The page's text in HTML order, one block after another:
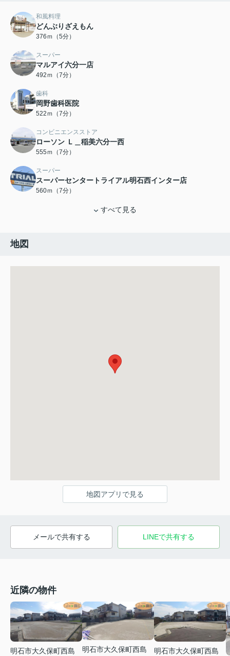
和風料理
どんぶりざえもん
376ｍ（5分）
スーパー
マルアイ六分一店
492ｍ（7分）
歯科
岡野歯科医院
522ｍ（7分）
コンビニエンスストア
ローソン Ｌ＿稲美六分一西
555ｍ（7分）
スーパー
スーパーセンタートライアル明石西インター店
560ｍ（7分）
すべて見る
地図
地図アプリで見る
メールで共有する LINEで共有する
近隣の物件
明石市大久保町西島
明石市大久保町西島
明石市大久保町西島